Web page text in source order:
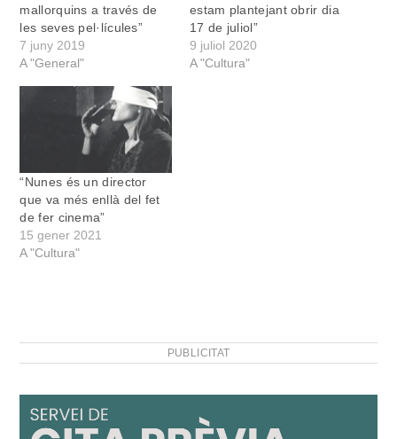
mallorquins a través de
les seves pel·lícules”
7 juny 2019
A "General"
estam plantejant obrir dia
17 de juliol”
9 juliol 2020
A "Cultura"
“Nunes és un director
que va més enllà del fet
de fer cinema”
15 gener 2021
A "Cultura"
PUBLICITAT